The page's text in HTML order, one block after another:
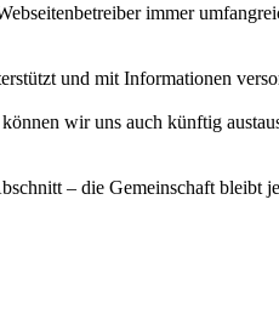
immer
und mit Informationen
wir uns auch künftig
– die Gemeinschaft bleibt